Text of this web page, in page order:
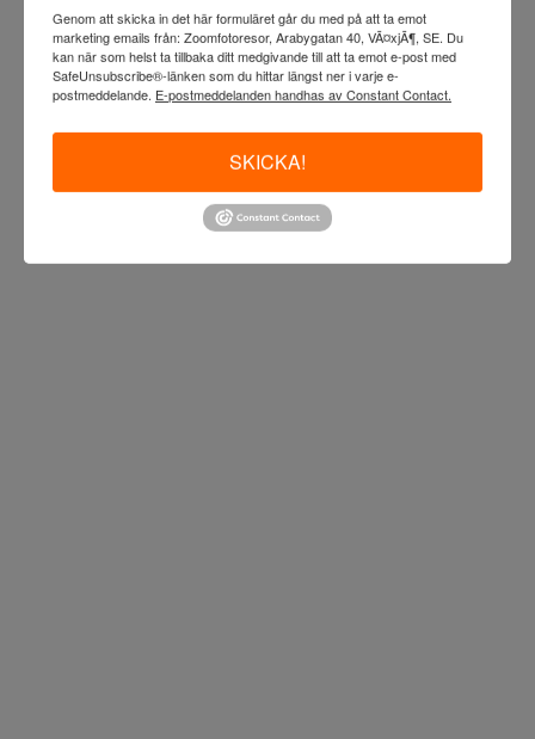
GRÖNLANDS MÄKTIGA
ISBERG
MED FOTOGRAF HANS STRAND
Genom att skicka in det här formuläret går du med på att ta emot
marketing emails från: Zoomfotoresor, Arabygatan 40, VÃ¤xjÃ¶, SE. Du
kan när som helst ta tillbaka ditt medgivande till att ta emot e-post med
SafeUnsubscribe®-länken som du hittar längst ner i varje e-
postmeddelande. E-postmeddelanden handhas av Constant Contact.
SKICKA!